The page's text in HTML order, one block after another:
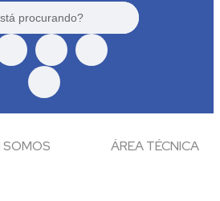
SOMOS ÁREA TÉCNICA